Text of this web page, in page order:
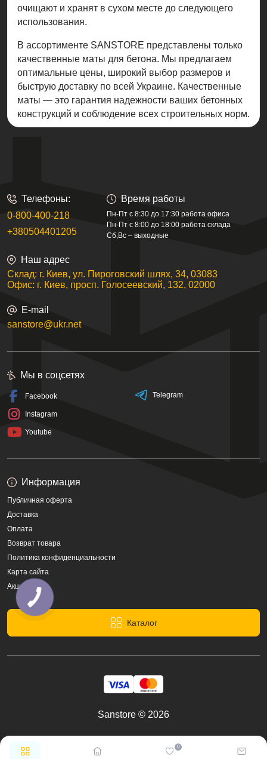
0
очищают и хранят в сухом месте до следующего
использования.
В ассортименте SANSTORE представлены только
качественные маты для бетона. Мы предлагаем
оптимальные цены, широкий выбор размеров и
быструю доставку по всей Украине. Качественные
маты — это гарантия надежности ваших бетонных
конструкций и соблюдение всех строительных норм.
Телефоны:
0-800-400-218
+380504401205
Время работы
Пн-Пт с 8:30 до 17:30 работа офиса
Пн-Пт с 8:00 до 18:00 работа склада
Сб,Вс – выходные
Наш адрес
Склад: г. Киев, ул. Пироговский шлях, 34, 03083
Офис: г. Киев, просп. Голосеевский, 132, 02000
E-mail
sanstore@ukr.net
Информация
Публичная оферта
Доставка
Оплата
Возврат товара
Политика конфиденциальности
Карта сайта
Акции
Каталог
Мы в соцсетях
Facebook
Instagram
Youtube
Telegram
Sanstore © 2026